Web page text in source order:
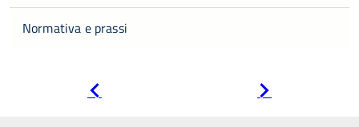
Normativa e prassi